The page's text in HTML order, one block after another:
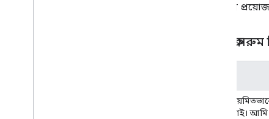
আপনার
গুগল
আমি
করতে চাই।